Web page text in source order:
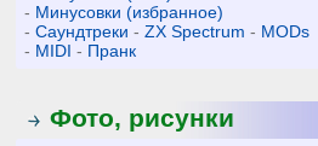
- Минусовки (избранное)
-Саундтреки -ZX Spectrum - MODs
- MIDI - Пранк
Фото, рисунки